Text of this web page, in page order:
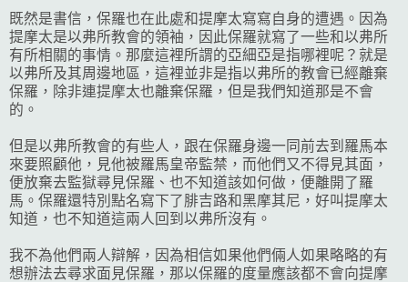
既然是書信，保羅也在此處和提摩太寫寫自身的遭遇。因為
提摩太是以弗所教會的領袖，因此保羅就寫了一些和以弗所
有所相關的事情。那麼這裡所謂的亞細亞是指哪裡呢？就是
以弗所及其周邊地區，這裡並非是指以弗所的教會已經離棄
保羅，除非連提摩太也離棄保羅，但是我們知道那是不會
的。
但是以弗所教會的有些人，跟在保羅身邊一同前去到羅馬本
來要照顧他，見他被羅馬皇帝監禁，而他們又不得見其面，
便放棄去監獄尋見保羅、也不知道該如何做，便離開了羅
馬。保羅還特別點名寫下了腓吉路和黑摩其尼，好叫提摩太
知道，也不知道這兩人回到以弗所沒有。
我不為他們兩人辯解，因為相信如果他們倆人如果略略的有
想辦法去尋求面見保羅，那以保羅的度量應該都不會向提摩